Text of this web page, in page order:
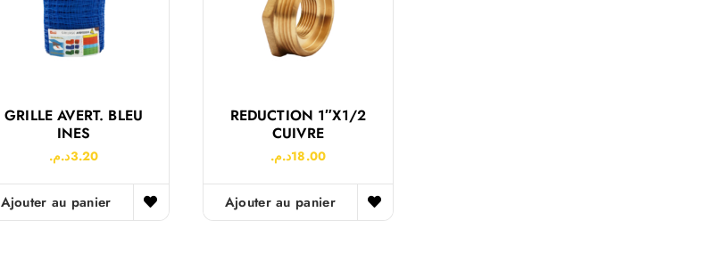
GRILLE AVERT. BLEU
INES
3.20د.م.
Ajouter au panier
REDUCTION 1″x1/2
CUIVRE
18.00د.م.
Ajouter au panier